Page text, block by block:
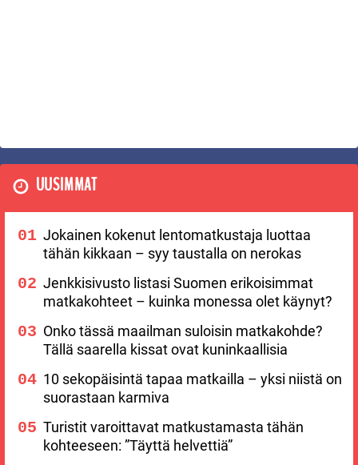
UUSIMMAT
Jokainen kokenut lentomatkustaja luottaa
tähän kikkaan – syy taustalla on nerokas
Jenkkisivusto listasi Suomen erikoisimmat
matkakohteet – kuinka monessa olet käynyt?
Onko tässä maailman suloisin matkakohde?
Tällä saarella kissat ovat kuninkaallisia
10 sekopäisintä tapaa matkailla – yksi niistä on
suorastaan karmiva
Turistit varoittavat matkustamasta tähän
kohteeseen: ”Täyttä helvettiä”